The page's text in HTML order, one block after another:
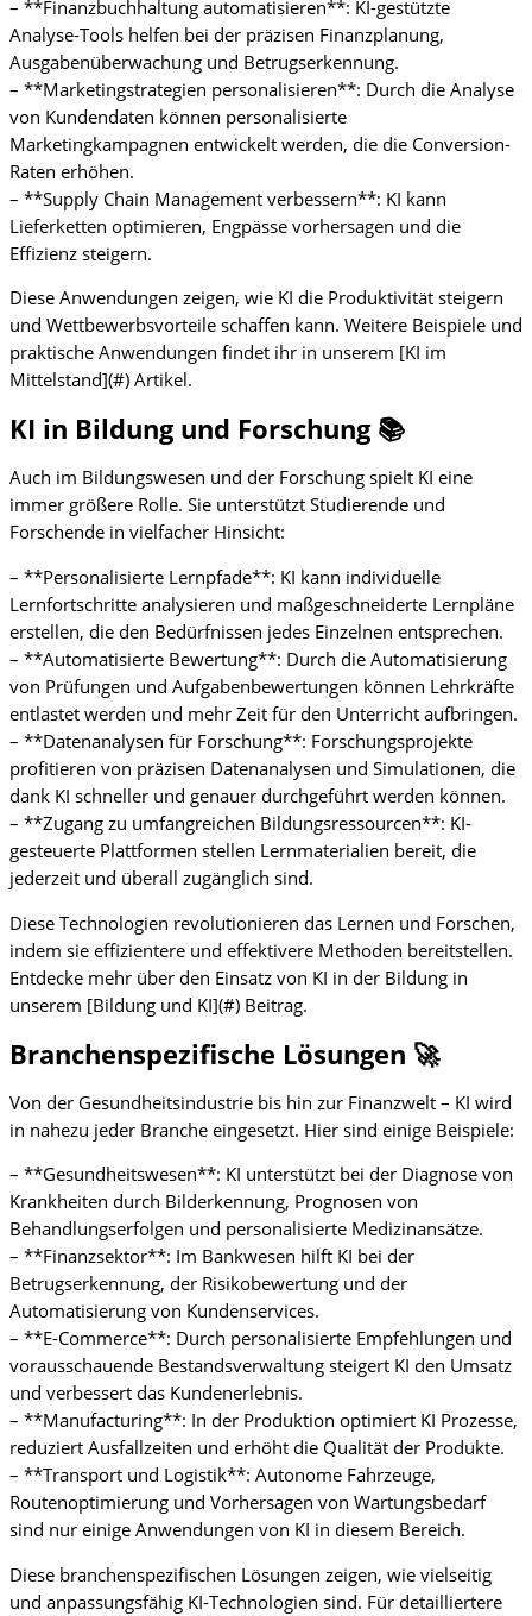
– **Finanzbuchhaltung automatisieren**: KI-gestützte
Analyse-Tools helfen bei der präzisen Finanzplanung,
Ausgabenüberwachung und Betrugserkennung.
– **Marketingstrategien personalisieren**: Durch die Analyse
von Kundendaten können personalisierte
Marketingkampagnen entwickelt werden, die die Conversion-
Raten erhöhen.
– **Supply Chain Management verbessern**: KI kann
Lieferketten optimieren, Engpässe vorhersagen und die
Effizienz steigern.
Diese Anwendungen zeigen, wie KI die Produktivität steigern
und Wettbewerbsvorteile schaffen kann. Weitere Beispiele und
praktische Anwendungen findet ihr in unserem [KI im
Mittelstand](#) Artikel.
KI in Bildung und Forschung 📚
Auch im Bildungswesen und der Forschung spielt KI eine
immer größere Rolle. Sie unterstützt Studierende und
Forschende in vielfacher Hinsicht:
– **Personalisierte Lernpfade**: KI kann individuelle
Lernfortschritte analysieren und maßgeschneiderte Lernpläne
erstellen, die den Bedürfnissen jedes Einzelnen entsprechen.
– **Automatisierte Bewertung**: Durch die Automatisierung
von Prüfungen und Aufgabenbewertungen können Lehrkräfte
entlastet werden und mehr Zeit für den Unterricht aufbringen.
– **Datenanalysen für Forschung**: Forschungsprojekte
profitieren von präzisen Datenanalysen und Simulationen, die
dank KI schneller und genauer durchgeführt werden können.
– **Zugang zu umfangreichen Bildungsressourcen**: KI-
gesteuerte Plattformen stellen Lernmaterialien bereit, die
jederzeit und überall zugänglich sind.
Diese Technologien revolutionieren das Lernen und Forschen,
indem sie effizientere und effektivere Methoden bereitstellen.
Entdecke mehr über den Einsatz von KI in der Bildung in
unserem [Bildung und KI](#) Beitrag.
Branchenspezifische Lösungen 🚀
Von der Gesundheitsindustrie bis hin zur Finanzwelt – KI wird
in nahezu jeder Branche eingesetzt. Hier sind einige Beispiele:
– **Gesundheitswesen**: KI unterstützt bei der Diagnose von
Krankheiten durch Bilderkennung, Prognosen von
Behandlungserfolgen und personalisierte Medizinansätze.
– **Finanzsektor**: Im Bankwesen hilft KI bei der
Betrugserkennung, der Risikobewertung und der
Automatisierung von Kundenservices.
– **E-Commerce**: Durch personalisierte Empfehlungen und
vorausschauende Bestandsverwaltung steigert KI den Umsatz
und verbessert das Kundenerlebnis.
– **Manufacturing**: In der Produktion optimiert KI Prozesse,
reduziert Ausfallzeiten und erhöht die Qualität der Produkte.
– **Transport und Logistik**: Autonome Fahrzeuge,
Routenoptimierung und Vorhersagen von Wartungsbedarf
sind nur einige Anwendungen von KI in diesem Bereich.
Diese branchenspezifischen Lösungen zeigen, wie vielseitig
und anpassungsfähig KI-Technologien sind. Für detailliertere